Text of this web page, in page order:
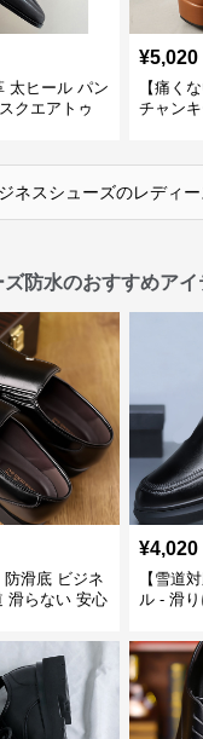
太ヒール パン
クエアトゥ
¥5,020
【痛く
チャン
ネスシューズのレディー
ズ防水のおすすめアイ
防滑底 ビジネ
滑らない 安心
¥4,020
【雪道
ル - 滑